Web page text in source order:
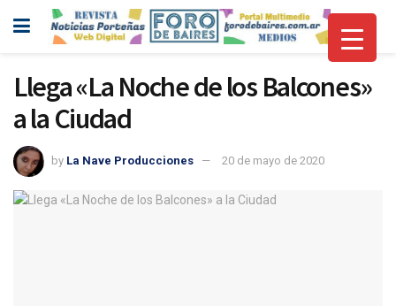
Llega «La Noche de los Balcones»
a la Ciudad
by La Nave Producciones 20 de mayo de 2020